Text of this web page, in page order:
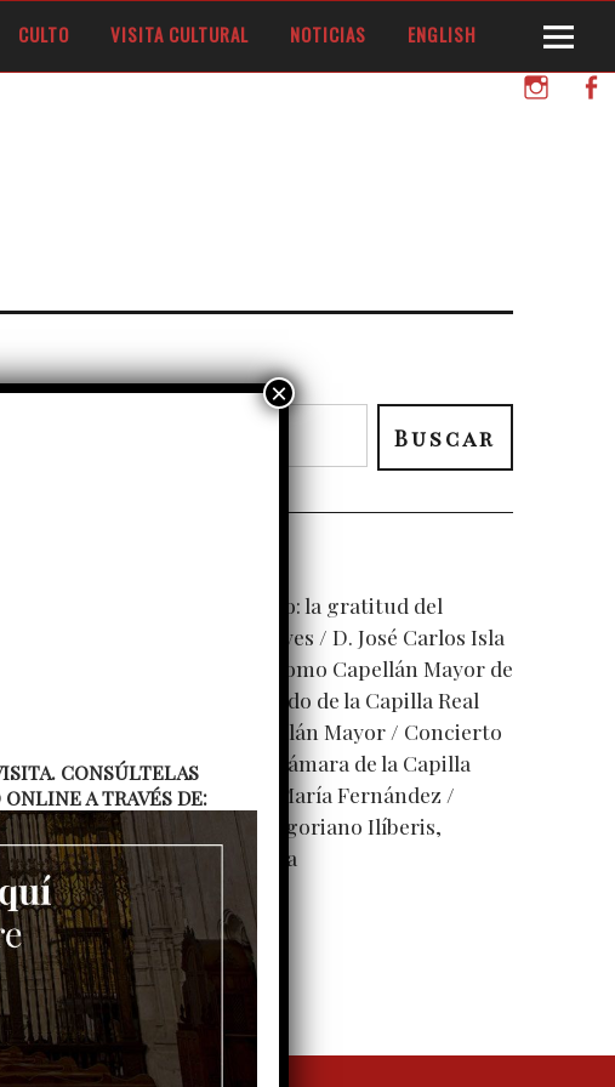
CULTO VISITA CULTURAL NOTICIAS ENGLISH
Tres décadas de servicio: la gratitud del
Cabildo a D. Manuel Reyes
D. José Carlos Isla
Tejera toma posesión como Capellán Mayor de
El Cabildo de la Capilla Real
acoge a su nuevo Capellán Mayor
Concierto
de Pascua del Coro de cámara de la Capilla
Real, dirigido por Ana María Fernández
Concierto del Coro gregoriano Ilíberis,
dirigido por Julieta Vega
CONSÚLTELAS
A TRAVÉS DE: